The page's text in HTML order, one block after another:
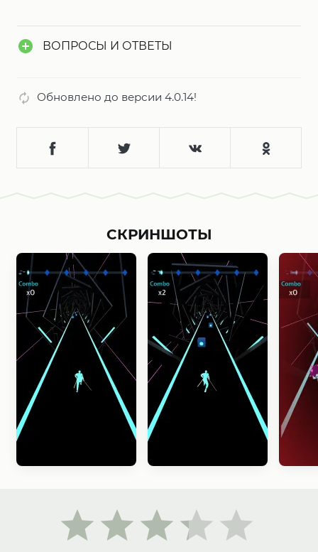
ВОПРОСЫ И ОТВЕТЫ
Обновлено до версии 4.0.14!
СКРИНШОТЫ